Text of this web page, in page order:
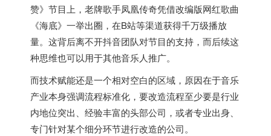
赞》节目上，老牌歌手凤凰传奇凭借改编版网红歌曲
《海底》一举出圈，在B站等渠道获得千万级播放
量。这背后离不开抖音团队对节目的支持，而后续这
种思维也可以用于其他音乐人推广。
而技术赋能还是一个相对空白的区域，原因在于音乐
产业本身强调流程标准化，要改造流程至少要是行业
内地位突出、经验丰富的头部公司，或者专业出身、
专门针对某个细分环节进行改造的公司。